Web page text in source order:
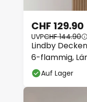
Lindby
6-flammig,
CHF 129.90
UVPCHF 144.90
Auf Lager